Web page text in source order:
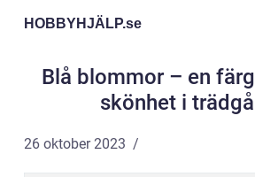
HOBBYHJÄLP.se
Blå blommor – en
skönhet i
26 oktober 2023